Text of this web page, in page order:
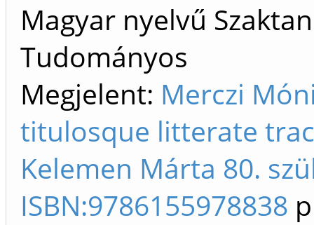
Magyar nyelvű
Tudományos
Megjelent: Merczi
titulosque litterate
Kelemen Márta 80.
ISBN:9786155978838